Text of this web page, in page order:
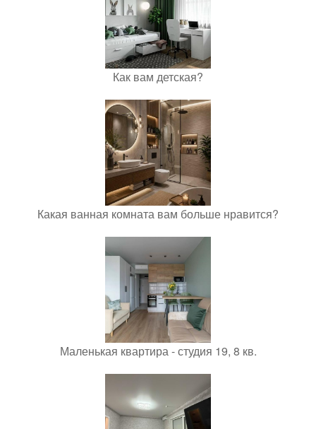
Как вам детская?
Какая ванная комната вам больше нравится?
Маленькая квартира - студия 19, 8 кв.